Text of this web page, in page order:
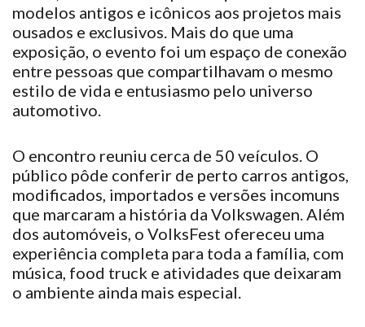
modelos antigos e icônicos aos projetos mais
ousados e exclusivos. Mais do que uma
exposição, o evento foi um espaço de conexão
entre pessoas que compartilhavam o mesmo
estilo de vida e entusiasmo pelo universo
automotivo.
O encontro reuniu cerca de 50 veículos. O
público pôde conferir de perto carros antigos,
modificados, importados e versões incomuns
que marcaram a história da Volkswagen. Além
dos automóveis, o VolksFest ofereceu uma
experiência completa para toda a família, com
música, food truck e atividades que deixaram
o ambiente ainda mais especial.